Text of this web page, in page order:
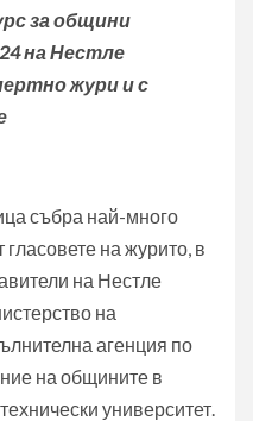
за общини
на Нестле
жури и с
събра най-много
на журито, в
на Нестле
на
агенция по
на общините в
университет.